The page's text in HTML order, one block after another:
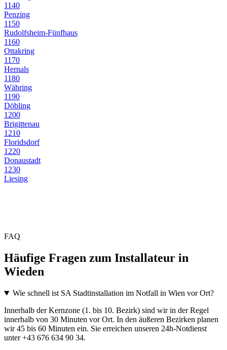
1140
Penzing
1150
Rudolfsheim-Fünfhaus
1160
Ottakring
1170
Hernals
1180
Währing
1190
Döbling
1200
Brigittenau
1210
Floridsdorf
1220
Donaustadt
1230
Liesing
FAQ
Häufige Fragen zum Installateur in
Wieden
Wie schnell ist SA Stadtinstallation im Notfall in Wien vor Ort?
Innerhalb der Kernzone (1. bis 10. Bezirk) sind wir in der Regel
innerhalb von 30 Minuten vor Ort. In den äußeren Bezirken planen
wir 45 bis 60 Minuten ein. Sie erreichen unseren 24h-Notdienst
unter +43 676 634 90 34.